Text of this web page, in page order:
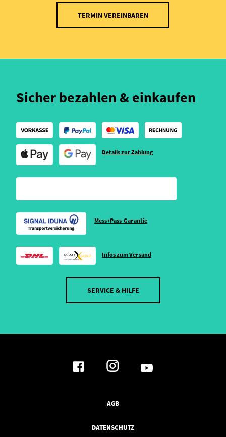
TERMIN VEREINBAREN
Sicher bezahlen & einkaufen
Details zur Zahlung
Mess+Pass-Garantie
Infos zum Versand
SERVICE & HILFE
AGB
DATENSCHUTZ